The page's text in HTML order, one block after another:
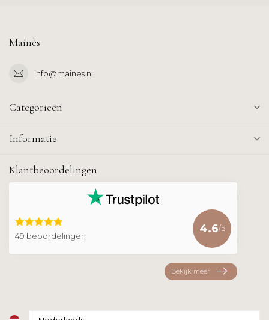
Mainès
info@maines.nl
Categorieën
Informatie
Klantbeoordelingen
49 beoordelingen
4.6/5
Bekijk meer